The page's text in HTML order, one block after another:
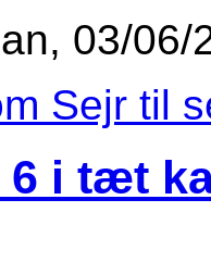
03/06/
Sejr til
6 i tæt